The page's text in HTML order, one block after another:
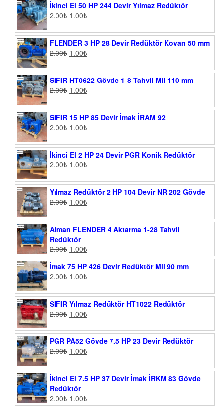
İkinci El 50 HP 244 Devir Yılmaz Redüktör
2.00₺ 1.00₺
FLENDER 3 HP 28 Devir Redüktör Kovan 50 mm
2.00₺ 1.00₺
SIFIR HT0622 Gövde 1-8 Tahvil Mil 110 mm
2.00₺ 1.00₺
SIFIR 15 HP 85 Devir İmak İRAM 92
2.00₺ 1.00₺
İkinci El 2 HP 24 Devir PGR Konik Redüktör
2.00₺ 1.00₺
Yılmaz Redüktör 2 HP 104 Devir NR 202 Gövde
2.00₺ 1.00₺
Alman FLENDER 4 Aktarma 1-28 Tahvil
Redüktör
2.00₺ 1.00₺
İmak 75 HP 426 Devir Redüktör Mil 90 mm
2.00₺ 1.00₺
SIFIR Yılmaz Redüktör HT1022 Redüktör
2.00₺ 1.00₺
PGR PA52 Gövde 7.5 HP 23 Devir Redüktör
2.00₺ 1.00₺
İkinci El 7.5 HP 37 Devir İmak İRKM 83 Gövde
Redüktör
2.00₺ 1.00₺